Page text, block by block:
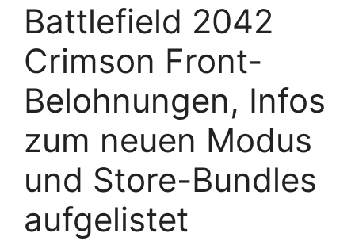
Battlefield 2042
Crimson Front-
Belohnungen, Infos
zum neuen Modus
und Store-Bundles
aufgelistet